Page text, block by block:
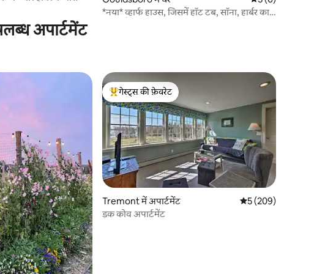
*नया* व्हार्फ हाउस, जिसमें हॉट टब, सॉना, हार्बर का
अपार्टमेंट
गेस्ट्स का टॉप फ़ेवरेट
गेस्ट्स की फ़ेवरेट
Tremont में अपार्टमेंट औसत रेटिंग 5 में से 5,
5 (209)
डक कोव अपार्टमेंट